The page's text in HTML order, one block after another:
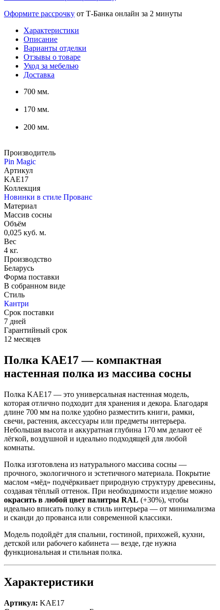
Оформите рассрочку от Т-Банка онлайн за 2 минуты
Характеристики
Описание
Варианты отделки
Отзывы о товаре
Уход за мебелью
Доставка
700 мм.
170 мм.
200 мм.
Производитель
Pin Magic
Артикул
KAE17
Коллекция
Новинки в стиле Прованс
Материал
Массив сосны
Объём
0,025 куб. м.
Вес
4 кг.
Производство
Беларусь
Форма поставки
В собранном виде
Стиль
Кантри
Срок поставки
7 дней
Гарантийный срок
12 месяцев
Полка KAE17 — компактная
настенная полка из массива сосны
Полка KAE17 — это универсальная настенная модель,
которая отлично подходит для хранения и декора. Благодаря
длине 700 мм на полке удобно разместить книги, рамки,
свечи, растения, аксессуары или предметы интерьера.
Небольшая высота и аккуратная глубина 170 мм делают её
лёгкой, воздушной и идеально подходящей для любой
комнаты.
Полка изготовлена из натурального массива сосны —
прочного, экологичного и эстетичного материала. Покрытие
маслом «мёд» подчёркивает природную структуру древесины,
создавая тёплый оттенок. При необходимости изделие можно
окрасить в любой цвет палитры RAL (+30%), чтобы
идеально вписать полку в стиль интерьера — от минимализма
и сканди до прованса или современной классики.
Модель подойдёт для спальни, гостиной, прихожей, кухни,
детской или рабочего кабинета — везде, где нужна
функциональная и стильная полка.
Характеристики
Артикул: KAE17